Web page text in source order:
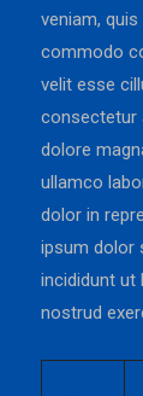
veniam,
commodo
velit esse
consectetur
dolore
ullamco
dolor in
ipsum dolor
incididunt ut
nostrud